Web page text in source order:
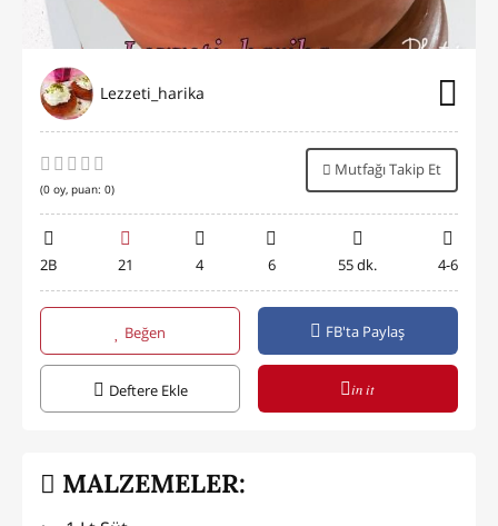
Lezzeti_harika
(0 oy, puan: 0)
Mutfağı Takip Et
2B 21 4 6 55 dk. 4-6
Beğen FB'ta Paylaş
Deftere Ekle in it
MALZEMELER: